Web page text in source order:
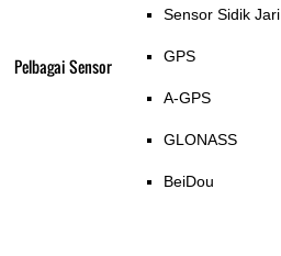
Pelbagai Sensor
Sensor Sidik Jari
GPS
A-GPS
GLONASS
BeiDou